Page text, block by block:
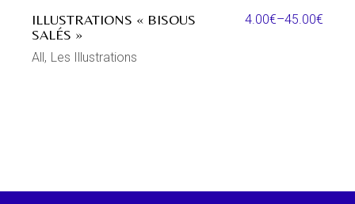
ILLUSTRATIONS « BISOUS
SALÉS »
4.00€–45.00€
All Les Illustrations